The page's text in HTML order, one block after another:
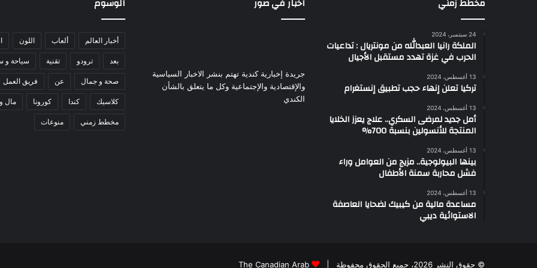
مخطط زمني
24 سبتمبر، 2024
الملكة رانيا العبدالله من مونتريال : تداعيات
الحرب في غزة تهدد مستقبل الأجيال
13 أغسطس، 2024
تركيا تعلن إنهاء حجب تطبيق إنستغرام
13 أغسطس، 2024
أمل جديد لمرضى السكري.. علاج يعزز الخلايا
المنتجة للأنسولين بنسبة 700%
13 أغسطس، 2024
بينها البيولوجية.. مزيج من العوامل وراء
فشل محاربة سمنة الأطفال
13 أغسطس، 2024
مساعدة مالية من كيبيك لضحايا العاصفة
الاستوائية ديبي
اخبار في صور
جريدة إخبارية كندية تهتم بنشر الاخبار السياسية
والإقتصادية والإجتماعية وكل ما يتعلق بالشأن
الكندي
الوسوم
أخبار العالم ألعاب اللون
بعد ترودو تقنية سياحة و
صحة و جمال عن فريق العمل
كلاسيك كندا كورونا مال
مخطط زمني منوعات
© حقوق النشر 2026، جميع الحقوق محفوظة | The Canadian Arab